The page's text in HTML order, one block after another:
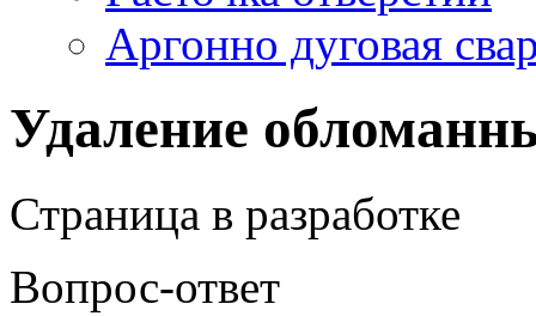
Аргонно дуговая
Удаление
Страница в разработке
Вопрос-ответ